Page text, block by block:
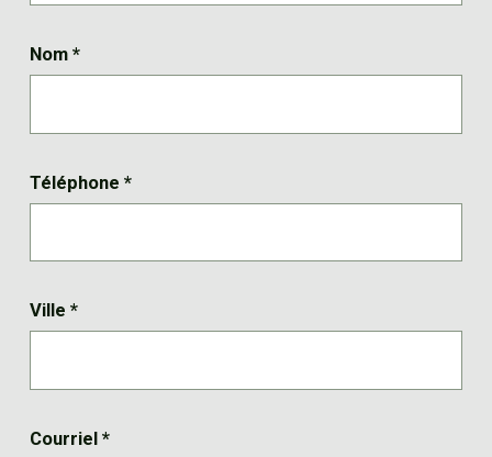
Nom *
Téléphone *
Ville *
Courriel *